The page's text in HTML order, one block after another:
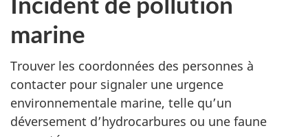
marine
Trouver les coordonnées des personnes à
contacter pour signaler une urgence
environnementale marine, telle qu’un
déversement d’hydrocarbures ou une faune